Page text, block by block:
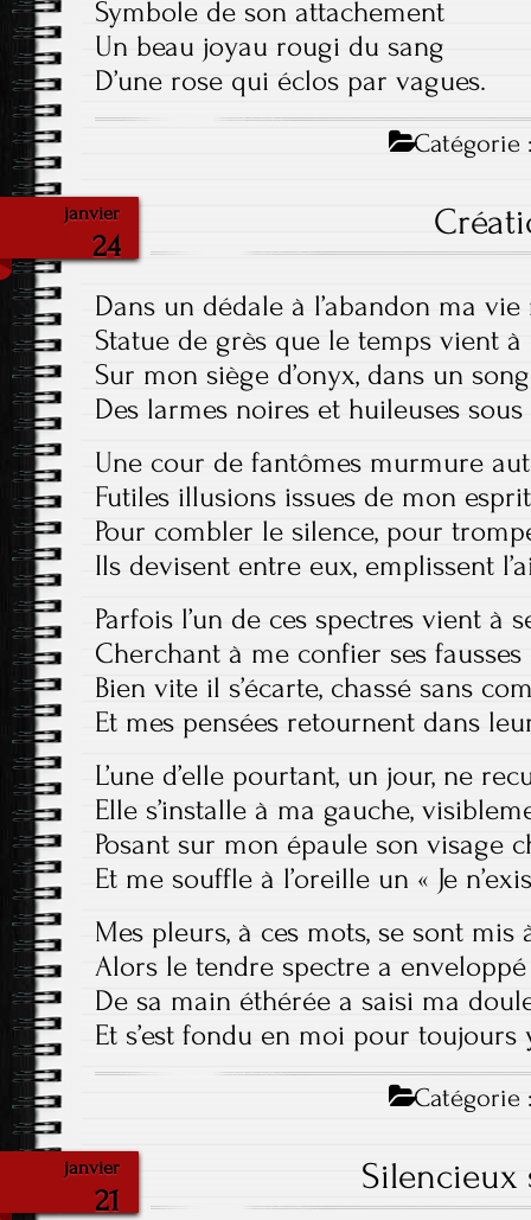
Symbole de son attachement
Un beau joyau rougi du sang
D’une rose qui éclos par vagues.
Catégorie
janvier
24
Dans un dédale à l’abandon ma vie
Statue de grès que le temps vient
Sur mon siège d’onyx, dans un
Des larmes noires et huileuses
Une cour de fantômes murmure
Futiles illusions issues de mon esprit
Pour combler le silence, pour
Ils devisent entre eux, emplissent
Parfois l’un de ces spectres vient à
Cherchant à me confier ses
Bien vite il s’écarte, chassé sans
Et mes pensées retournent dans
L’une d’elle pourtant, un jour, ne
Elle s’installe à ma gauche,
Posant sur mon épaule son visage
Et me souffle à l’oreille un « Je
Mes pleurs, à ces mots, se sont mis
Alors le tendre spectre a
De sa main éthérée a saisi ma
Et s’est fondu en moi pour toujours
Catégorie
janvier
21
Silencieux